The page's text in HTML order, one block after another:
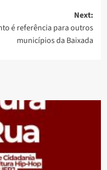
Next:
é referência para outros
municípios da Baixada